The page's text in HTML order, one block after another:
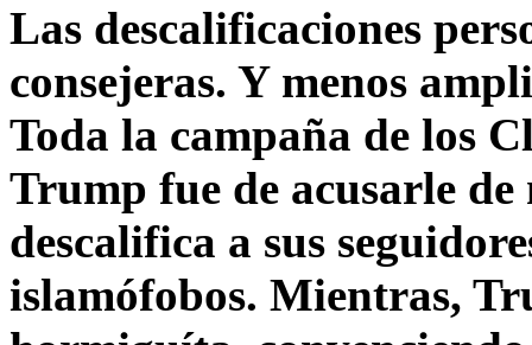
Las descalificaciones
consejeras. Y menos
Toda la campaña de los
Trump fue de acusarle
descalifica a sus
islamófobos. Mientras,